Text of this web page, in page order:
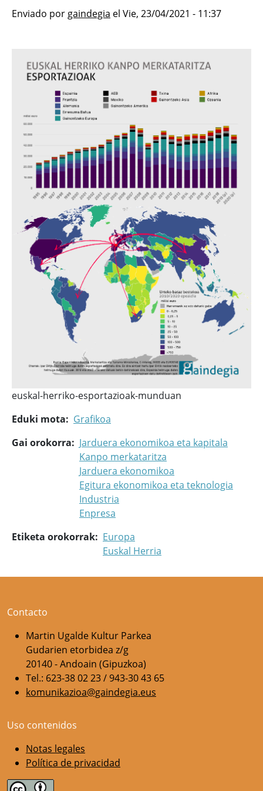
Enviado por gaindegia el Vie, 23/04/2021 - 11:37
euskal-herriko-esportazioak-munduan
Eduki mota
Grafikoa
Gai orokorra
Jarduera ekonomikoa eta kapitala
Kanpo merkataritza
Jarduera ekonomikoa
Egitura ekonomikoa eta teknologia
Industria
Enpresa
Etiketa orokorrak
Europa
Euskal Herria
Contacto
Martin Ugalde Kultur Parkea
Gudarien etorbidea z/g
20140 - Andoain (Gipuzkoa)
Tel.: 623-38 02 23 / 943-30 43 65
komunikazioa@gaindegia.eus
Uso contenidos
Notas legales
Política de privacidad